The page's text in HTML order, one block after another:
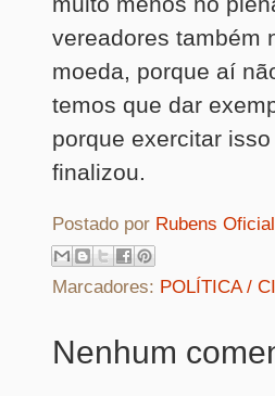
vereadores também
moeda, porque aí
temos que dar
porque exercitar
finalizou.
Postado por Rubens Oficial
Marcadores: POLÍTICA /
Nenhum